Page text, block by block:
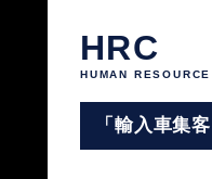
HRC
HUMAN
「輸入車集